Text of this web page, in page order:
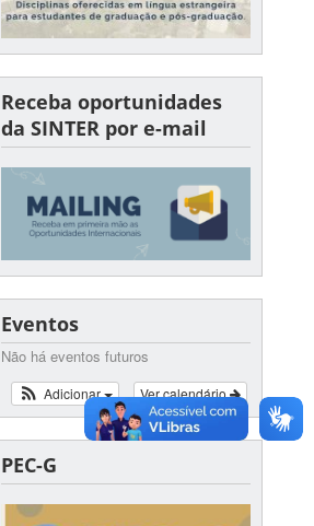
Receba oportunidades
da SINTER por e-mail
Eventos
Não há eventos futuros
Ver calendário
Adicionar
PEC-G